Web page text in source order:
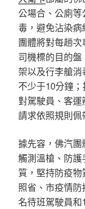
公場合、公廁
毒，避免沾染
團體將對每趟
司機標的目的
架以及行李艙
不少于10分鐘
對駕駛員、客
請求依照規則佩
據先容，佛汽團
觸測溫槍、防
質，堅持防疫
照省、市疫情
名待班駕駛員